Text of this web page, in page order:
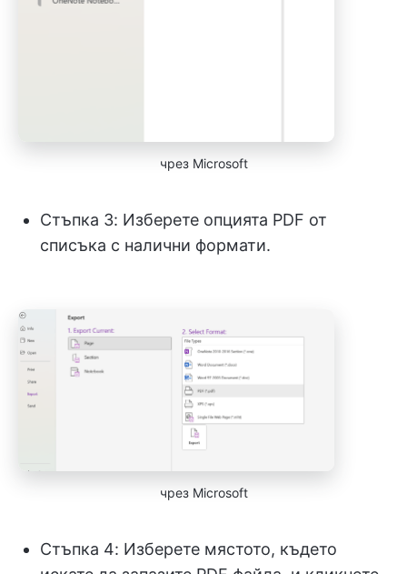
чрез Microsoft
Стъпка 3: Изберете опцията PDF от
списъка с налични формати.
чрез Microsoft
Стъпка 4: Изберете мястото, където